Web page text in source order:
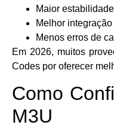
Maior estabilidade
Melhor
Menos erros de
Em 2026, muitos
Codes por oferecer
Como
M3U